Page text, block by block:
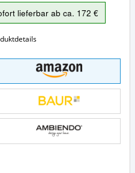
lieferbar ab ca. 172 €